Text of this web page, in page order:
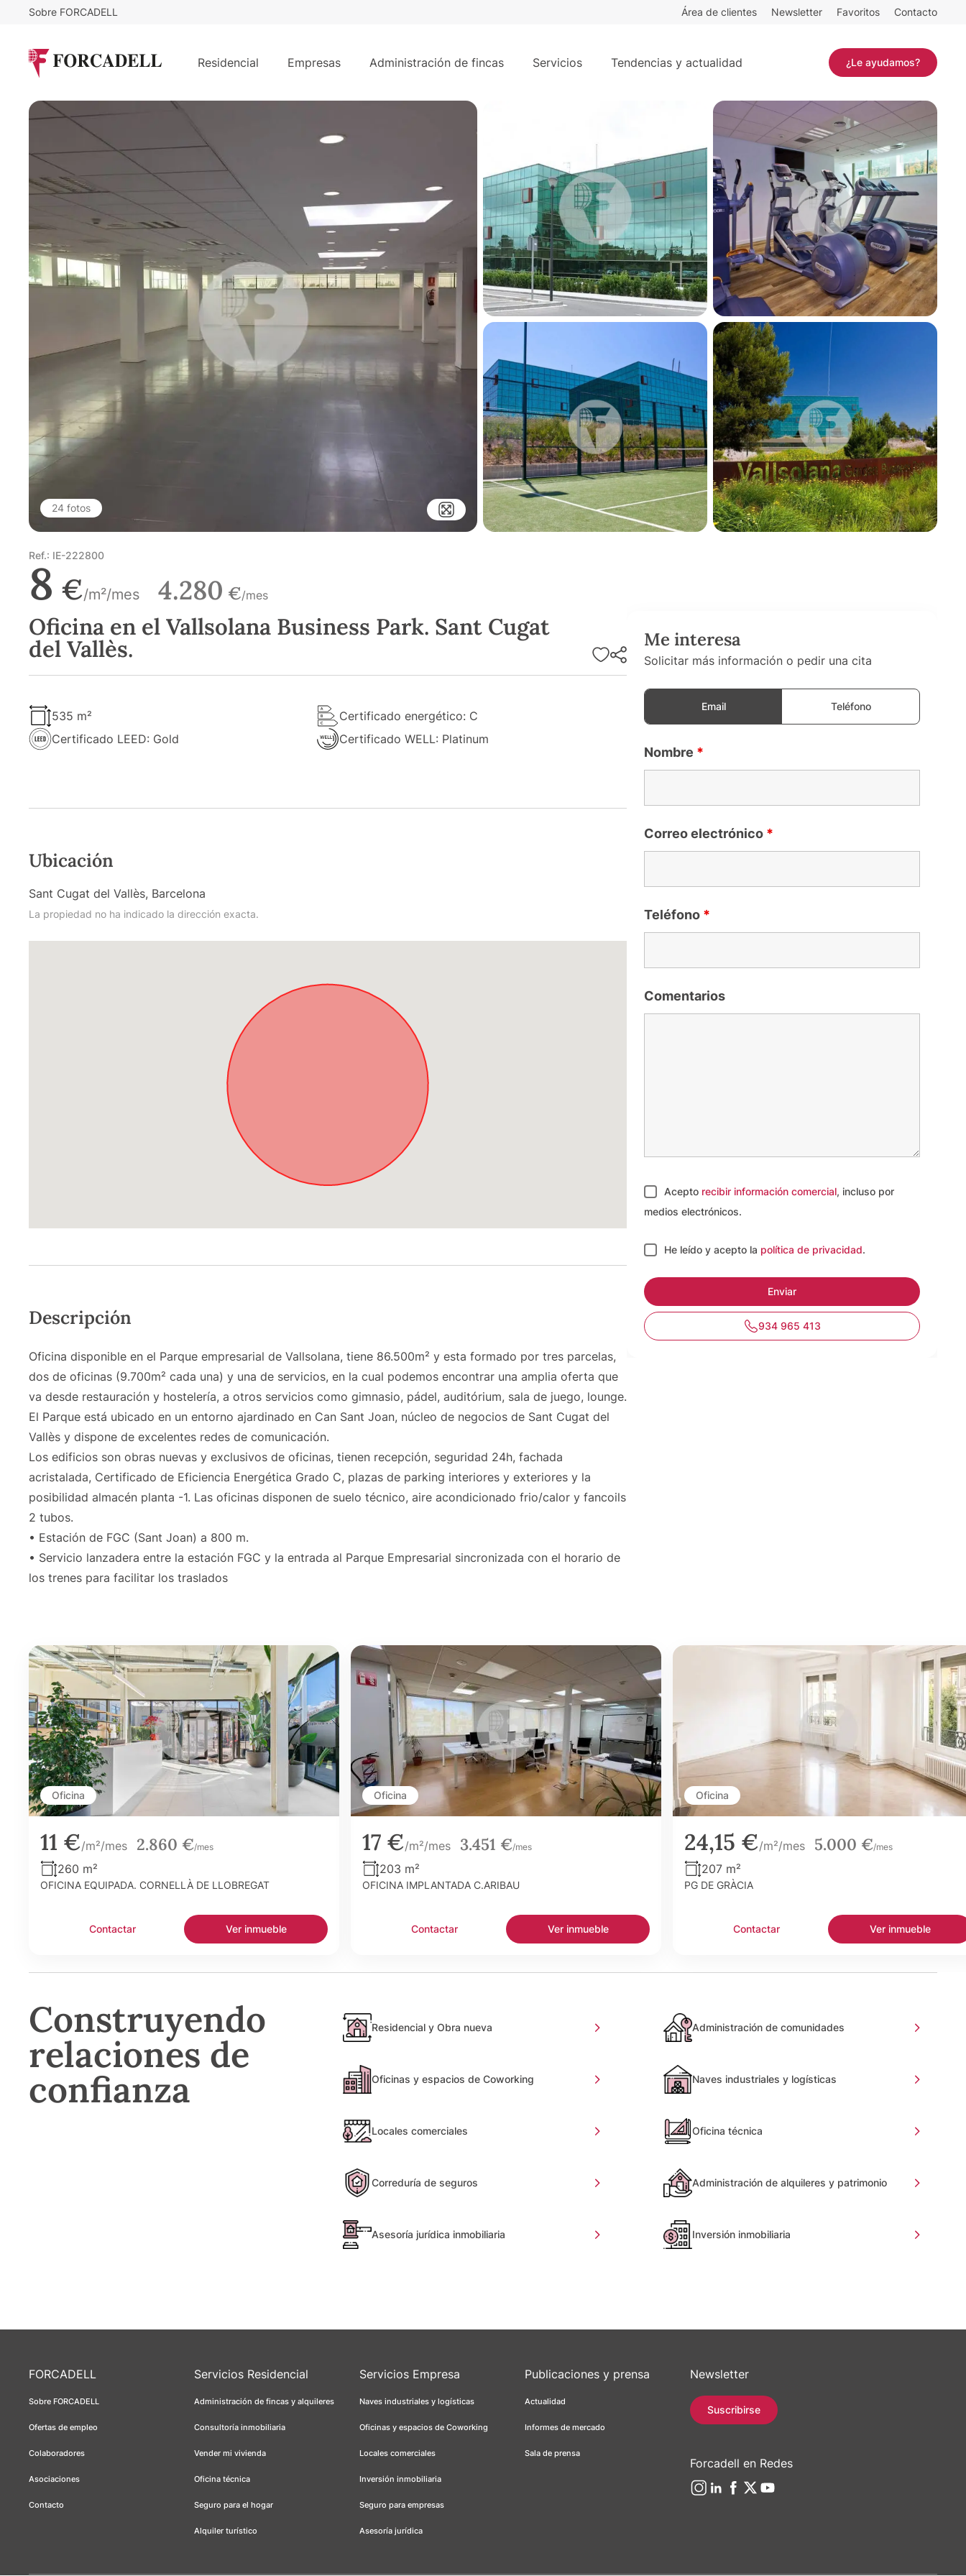
Sobre FORCADELL Área de clientes Newsletter Favoritos Contacto
Residencial Empresas Administración de fincas Servicios Tendencias y actualidad ¿Le ayudamos?
Oficina en el Vallsolana Business Park. Sant Cugat del Vallès.
24 fotos
Ref.: IE-222800
8 €/m²/mes 4.280 €/mes
Oficina en el Vallsolana Business Park. Sant Cugat
del Vallès.
535 m²
Certificado energético: C
Certificado LEED: Gold
Certificado WELL: Platinum
Ubicación
Sant Cugat del Vallès, Barcelona
La propiedad no ha indicado la dirección exacta.
Descripción
Oficina disponible en el Parque empresarial de Vallsolana, tiene 86.500m² y esta formado por tres parcelas,
dos de oficinas (9.700m² cada una) y una de servicios, en la cual podemos encontrar una amplia oferta que
va desde restauración y hostelería, a otros servicios como gimnasio, pádel, auditórium, sala de juego, lounge.
El Parque está ubicado en un entorno ajardinado en Can Sant Joan, núcleo de negocios de Sant Cugat del
Vallès y dispone de excelentes redes de comunicación.
Los edificios son obras nuevas y exclusivos de oficinas, tienen recepción, seguridad 24h, fachada
acristalada, Certificado de Eficiencia Energética Grado C, plazas de parking interiores y exteriores y la
posibilidad almacén planta -1. Las oficinas disponen de suelo técnico, aire acondicionado frio/calor y fancoils
2 tubos.
• Estación de FGC (Sant Joan) a 800 m.
• Servicio lanzadera entre la estación FGC y la entrada al Parque Empresarial sincronizada con el horario de
los trenes para facilitar los traslados
Me interesa
Solicitar más información o pedir una cita
Email Teléfono
Nombre *
Correo electrónico *
Teléfono *
Comentarios
Acepto recibir información comercial, incluso por
medios electrónicos.
He leído y acepto la política de privacidad.
934 965 413
Oficina
11 €/m²/mes 2.860 €/mes
260 m²
OFICINA EQUIPADA. CORNELLÀ DE LLOBREGAT
Contactar Ver inmueble
Oficina
17 €/m²/mes 3.451 €/mes
203 m²
OFICINA IMPLANTADA C.ARIBAU
Contactar Ver inmueble
Oficina
24,15 €/m²/mes 5.000 €/mes
207 m²
PG DE GRÀCIA
Contactar Ver inmueble
Construyendo
relaciones de
confianza
Residencial y Obra nueva Administración de comunidades
Oficinas y espacios de Coworking Naves industriales y logísticas
Locales comerciales Oficina técnica
Correduría de seguros Administración de alquileres y patrimonio
Asesoría jurídica inmobiliaria Inversión inmobiliaria
FORCADELL
Sobre FORCADELL
Ofertas de empleo
Colaboradores
Asociaciones
Contacto
Servicios Residencial
Administración de fincas y alquileres
Consultoría inmobiliaria
Vender mi vivienda
Oficina técnica
Seguro para el hogar
Alquiler turístico
Servicios Empresa
Naves industriales y logísticas
Oficinas y espacios de Coworking
Locales comerciales
Inversión inmobiliaria
Seguro para empresas
Asesoría jurídica
Publicaciones y prensa
Actualidad
Informes de mercado
Sala de prensa
Newsletter
Suscribirse
Forcadell en Redes